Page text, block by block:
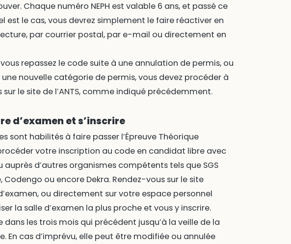
Chaque numéro NEPH est valable 6 ans, et passé ce
est le cas, vous devrez simplement le faire réactiver en
par courrier postal, par e-mail ou directement en
repassez le code suite à une annulation de permis, ou
nouvelle catégorie de permis, vous devez procéder à
le site de l’ANTS, comme indiqué précédemment.
d’examen et s’inscrire
sont habilités à faire passer l’Épreuve Théorique
votre inscription au code en candidat libre avec
auprès d’autres organismes compétents tels que SGS
ou encore Dekra. Rendez-vous sur le site
ou directement sur votre espace personnel
la salle d’examen la plus proche et vous y inscrire.
dans les trois mois qui précédent jusqu’à la veille de la
En cas d’imprévu, elle peut être modifiée ou annulée